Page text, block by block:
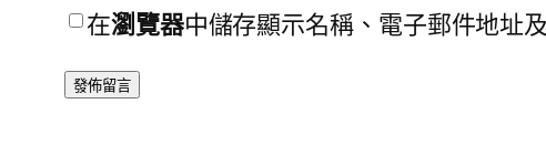
在瀏覽器中儲存顯示名稱、電子郵件地址